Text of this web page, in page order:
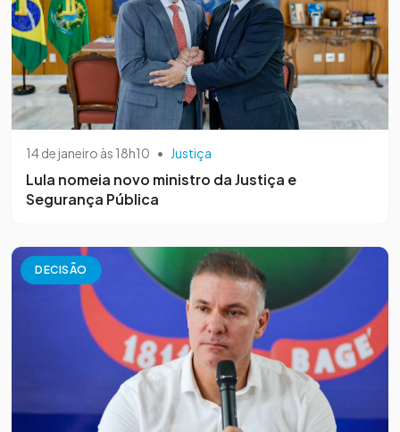
14 de janeiro às 18h10 • Justiça
Lula nomeia novo ministro da Justiça e
Segurança Pública
DECISÃO